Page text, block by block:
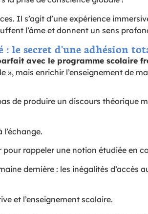
Il s’agit d’une expérience
l’âme et donnent un sens
le secret d'une adhésion
avec le programme scolaire
mais enrichir l’enseignement de
de produire un discours théorique
rappeler une notion étudiée en
dernière : les inégalités d’accès
et l’enseignement scolaire.